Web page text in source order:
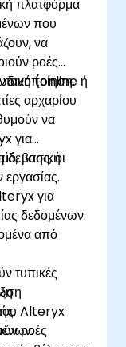
πλατφόρμα
που
να
ροές
(online ή
αρχαρίου
να
για
βασική
οι
για
δεδομένων.
από
τυπικές
ροές
Alteryx